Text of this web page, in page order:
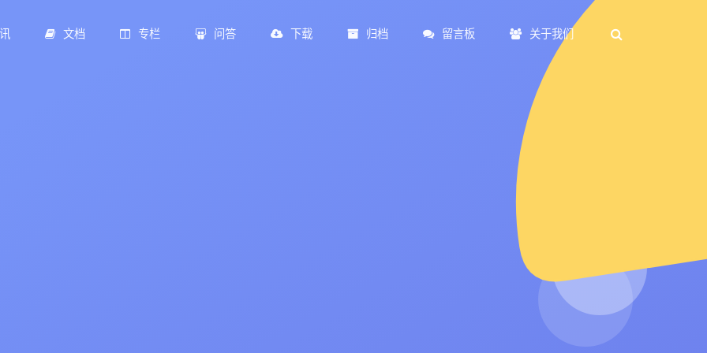
文档 专栏 问答 下载 归档 留言板 关于我们